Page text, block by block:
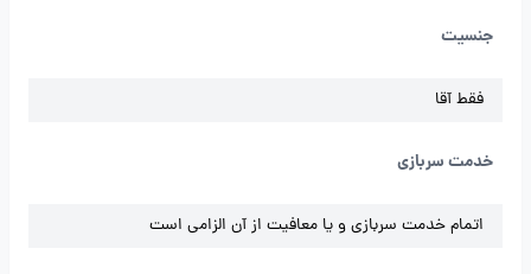
جنسیت
فقط آقا
خدمت سربازی
اتمام خدمت سربازی و یا معافیت از آن الزامی است